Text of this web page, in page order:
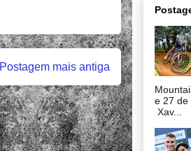
Postagem mais antiga
e 27 de
Xav...